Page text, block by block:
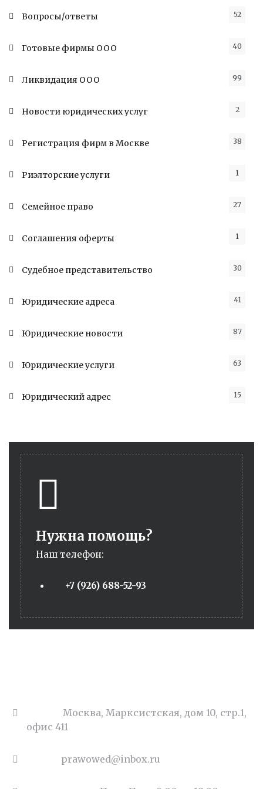
Вопросы/ответы 52
Готовые фирмы ООО 40
Ликвидация ООО 99
Новости юридических услуг 2
Регистрация фирм в Москве 38
Риэлторские услуги 1
Семейное право 27
Соглашения оферты 1
Судебное представительство 30
Юридические адреса 41
Юридические новости 87
Юридические услуги 63
Юридический адрес 15
Нужна помощь?
Наш телефон:
+7 (926) 688-52-93
Москва, Марксистская, дом 10, стр.1,
офис 411
prawowed@inbox.ru